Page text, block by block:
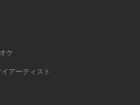
ケ
イアーティスト